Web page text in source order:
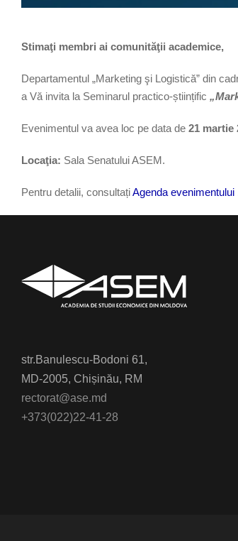
Stimaţi membri ai comunităţii academice,
Departamentul „Marketing şi Logistică” din
a Vă invita la Seminarul practico-științific
Evenimentul va avea loc pe data de 21 martie
Locaţia: Sala Senatului ASEM.
Pentru detalii, consultațiAgenda evenimentului
str.Banulescu-Bodoni 61,
MD-2005, Chișinău, RM
rectorat@ase.md
+373(022)22-41-28